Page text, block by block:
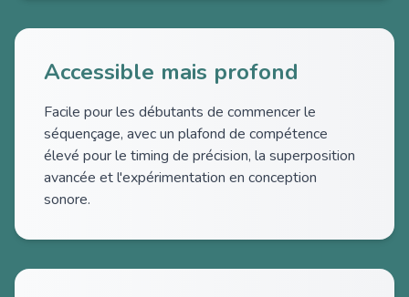
Accessible mais profond
Facile pour les débutants de commencer le
séquençage, avec un plafond de compétence
élevé pour le timing de précision, la superposition
avancée et l'expérimentation en conception
sonore.